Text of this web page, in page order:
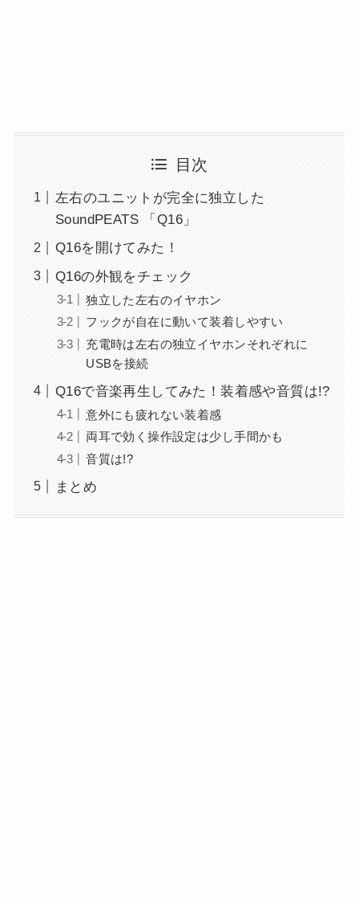
目次
左右のユニットが完全に独立した
SoundPEATS 「Q16」
Q16を開けてみた！
Q16の外観をチェック
独立した左右のイヤホン
フックが自在に動いて装着しやすい
充電時は左右の独立イヤホンそれぞれに
USBを接続
Q16で音楽再生してみた！装着感や音質は!?
意外にも疲れない装着感
両耳で効く操作設定は少し手間かも
音質は!?
まとめ